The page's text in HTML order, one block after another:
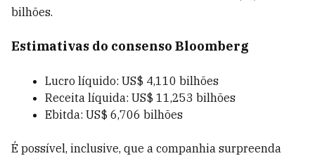
bilhões.
Estimativas do consenso Bloomberg
Lucro líquido: US$ 4,110 bilhões
Receita líquida: US$ 11,253 bilhões
Ebitda: US$ 6,706 bilhões
É possível, inclusive, que a companhia surpreenda